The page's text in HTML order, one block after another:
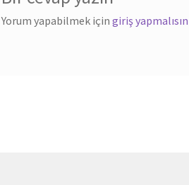
Yorum yapabilmek için giriş